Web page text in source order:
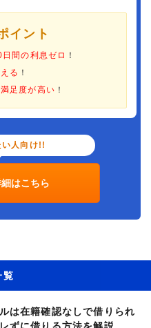
イント
間の利息ゼロ ！
る ！
足度が高い ！
い人向け!!
はこちら
覧
は在籍確認なしで借りられ
ずに借りる方法を解説